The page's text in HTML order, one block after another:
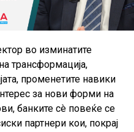
во изминатите
трансформација,
променетите навики
за нови форми на
банките сè повеќе се
партнери кои, покрај